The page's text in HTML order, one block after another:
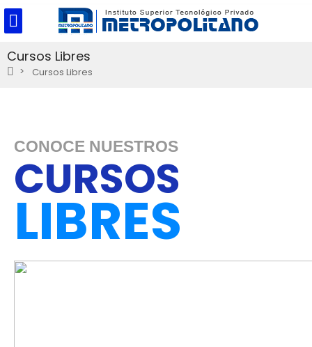
Cursos Libres
Cursos Libres
CONOCE NUESTROS
CURSOS
LIBRES